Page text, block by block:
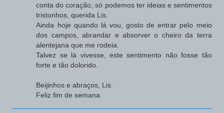
conta do coração, só podemos ter ideias e sentimentos
tristonhos, querida Lis.
Ainda hoje quando lá vou, gosto de entrar pelo meio
dos campos, abrandar e absorver o cheiro da terra
alentejana que me rodeia.
Talvez se lá vivesse, este sentimento não fosse tão
forte e tão dolorido.
Beijinhos e abraços, Lis.
Feliz fim de semana.